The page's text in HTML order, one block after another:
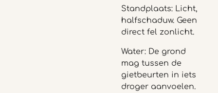
Standplaats: Licht,
halfschaduw. Geen
direct fel zonlicht.
Water: De grond
mag tussen de
gietbeurten in iets
droger aanvoelen.